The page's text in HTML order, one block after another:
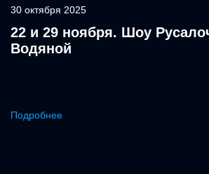
30 октября 2025
22 и 29 ноября. Шоу
Водяной
Подробнее